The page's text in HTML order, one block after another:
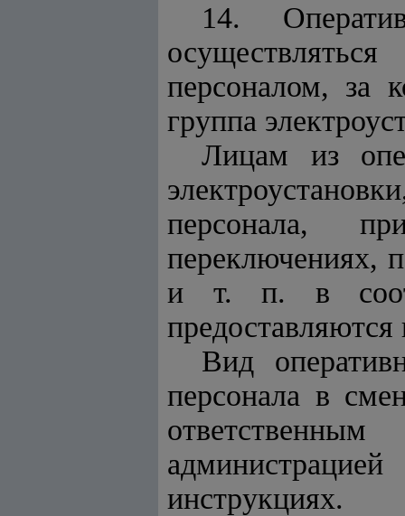
14.
персоналом, за
группа
Лицам из
персонала,
переключениях,
и т. п. в
предоставляются
Вид
персонала в
инструкциях.